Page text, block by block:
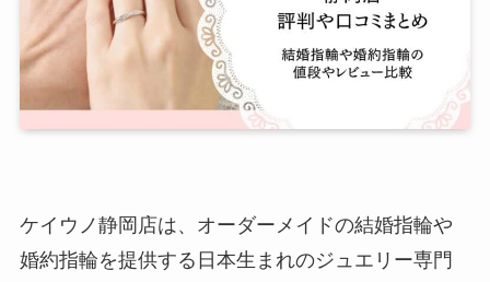
ケイウノ静岡店は、オーダーメイドの結婚指輪や
婚約指輪を提供する日本生まれのジュエリー専門